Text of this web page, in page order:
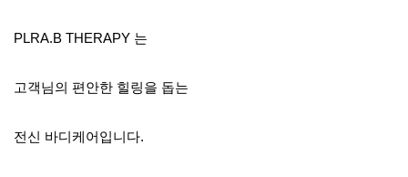
PLRA.B THERAPY 는
고객님의 편안한 힐링을 돕는
전신 바디케어입니다.